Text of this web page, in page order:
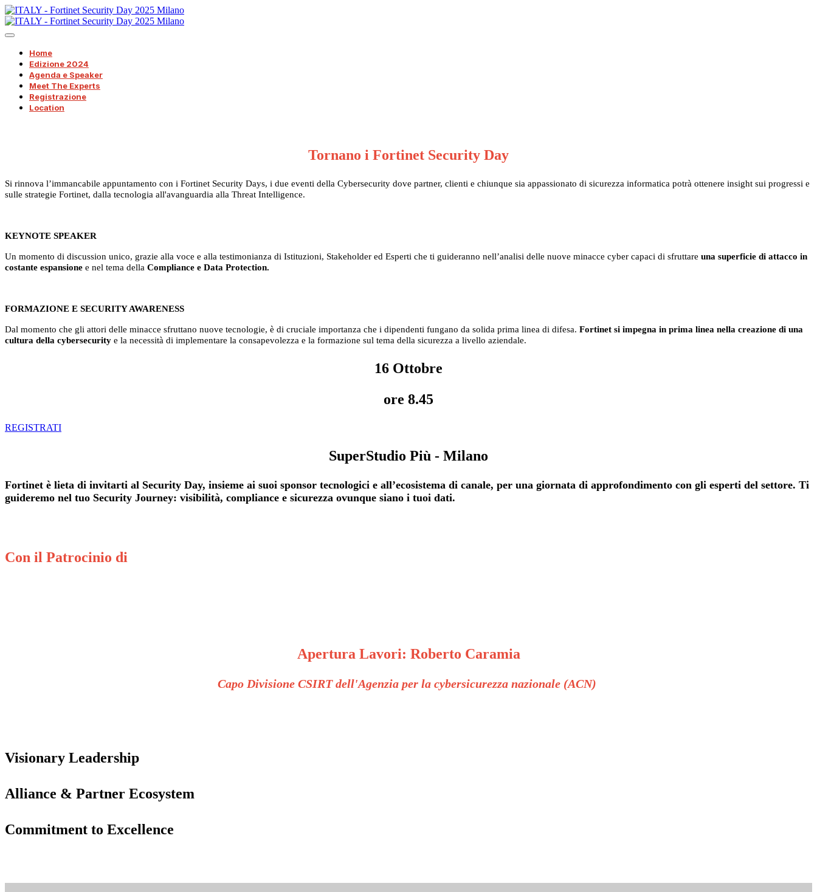
Home
Edizione 2024
Agenda e Speaker
Meet The Experts
Registrazione
Location
Tornano i Fortinet Security Day
Si rinnova l’immancabile appuntamento con i Fortinet Security Days, i due eventi della Cybersecurity dove partner, clienti e chiunque sia appassionato di sicurezza informatica potrà ottenere insight sui progressi e
sulle strategie Fortinet, dalla tecnologia all'avanguardia alla Threat Intelligence.
KEYNOTE SPEAKER
Un momento di discussion unico, grazie alla voce e alla testimonianza di Istituzioni, Stakeholder ed Esperti che ti guideranno nell’analisi delle nuove minacce cyber capaci di sfruttare una superficie di attacco in
costante espansione e nel tema della Compliance e Data Protection.
FORMAZIONE E SECURITY AWARENESS
Dal momento che gli attori delle minacce sfruttano nuove tecnologie, è di cruciale importanza che i dipendenti fungano da solida prima linea di difesa. Fortinet si impegna in prima linea nella creazione di una
cultura della cybersecurity e la necessità di implementare la consapevolezza e la formazione sul tema della sicurezza a livello aziendale.
16 Ottobre
ore 8.45
REGISTRATI
SuperStudio Più - Milano
Fortinet è lieta di invitarti al Security Day, insieme ai suoi sponsor tecnologici e all’ecosistema di canale, per una giornata di approfondimento con gli esperti del settore. Ti
guideremo nel tuo Security Journey: visibilità, compliance e sicurezza ovunque siano i tuoi dati.
Con il Patrocinio di
Apertura Lavori: Roberto Caramia
Capo Divisione CSIRT dell'Agenzia per la cybersicurezza nazionale (ACN)
Visionary Leadership
Alliance & Partner Ecosystem
Commitment to Excellence